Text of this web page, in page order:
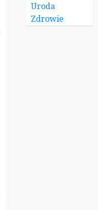
Uroda
Zdrowie